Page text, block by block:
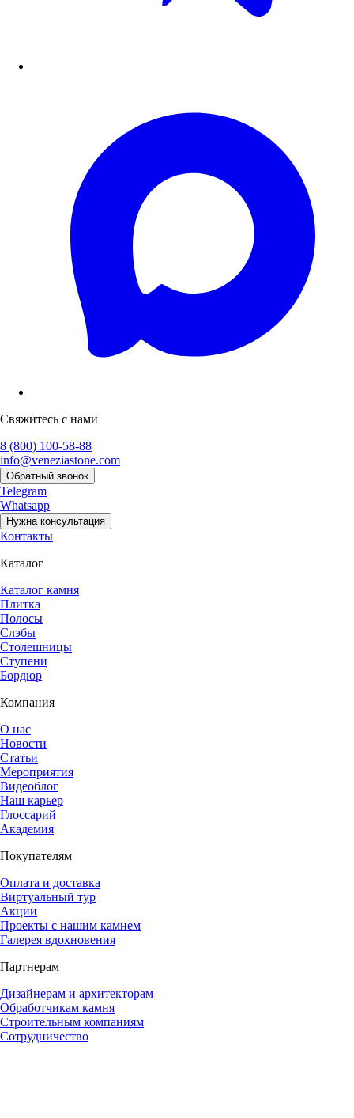
Свяжитесь с нами
8 (800) 100-58-88
info@veneziastone.com
Обратный звонок
Telegram
Whatsapp
Нужна консультация
Контакты
Каталог
Каталог камня
Плитка
Полосы
Слэбы
Столешницы
Ступени
Бордюр
Компания
О нас
Новости
Статьи
Мероприятия
Видеоблог
Наш карьер
Глоссарий
Академия
Покупателям
Оплата и доставка
Виртуальный тур
Акции
Проекты с нашим камнем
Галерея вдохновения
Партнерам
Дизайнерам и архитекторам
Обработчикам камня
Строительным компаниям
Сотрудничество